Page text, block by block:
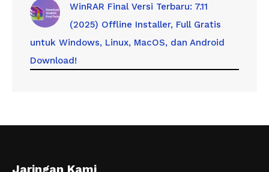
WinRAR Final Versi Terbaru: 7.11
(2025) Offline Installer, Full Gratis
untuk Windows, Linux, MacOS, dan Android
Download!